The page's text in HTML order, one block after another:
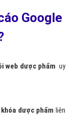
Google
web dược phẩm uy
dược phẩm liên